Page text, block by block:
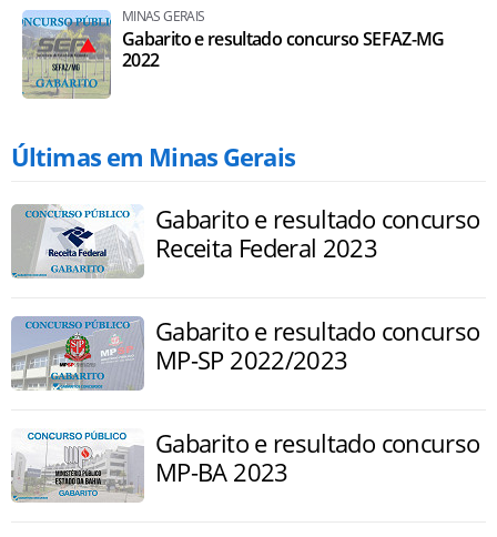
MINAS GERAIS
Gabarito e resultado concurso SEFAZ-MG
2022
Últimas em Minas Gerais
Gabarito e resultado concurso
Receita Federal 2023
Gabarito e resultado concurso
MP-SP 2022/2023
Gabarito e resultado concurso
MP-BA 2023